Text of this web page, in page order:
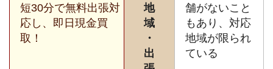
短30分で無料出張対
応し、即日現金買
取！
地
域
・
出
舗がないこと
もあり、対応
地域が限られ
ている